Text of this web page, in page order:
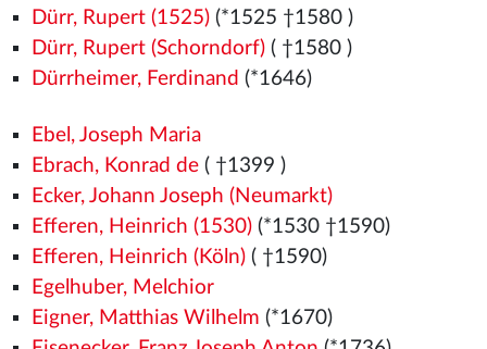
Dürr, Rupert (1525)(*1525 †1580 )
Dürr, Rupert (Schorndorf)( †1580 )
Dürrheimer, Ferdinand (*1646)
Ebel, Joseph Maria
Ebrach, Konrad de( †1399 )
Ecker, Johann Joseph (Neumarkt)
Efferen, Heinrich (1530)(*1530 †1590)
Efferen, Heinrich (Köln)( †1590)
Egelhuber, Melchior
Eigner, Matthias Wilhelm (*1670)